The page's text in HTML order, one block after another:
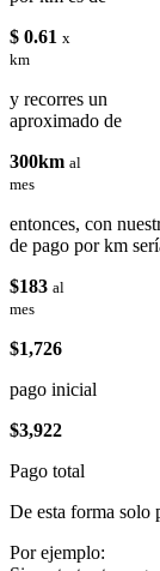
$ 0.61 x
km
y recorres un
aproximado de
300km al
mes
entonces, con
de pago por km
$183 al
mes
$1,726
pago inicial
$3,922
Pago total
De esta forma solo
Por ejemplo: